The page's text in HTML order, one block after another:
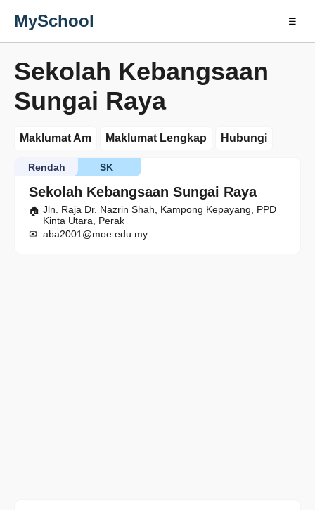
MySchool ☰
Sekolah Kebangsaan
Sungai Raya
Maklumat Am Maklumat Lengkap Hubungi
Sekolah Kebangsaan Sungai Raya
SK
Rendah
Jln. Raja Dr. Nazrin Shah, Kampong Kepayang, PPD
Kinta Utara, Perak
aba2001@moe.edu.my